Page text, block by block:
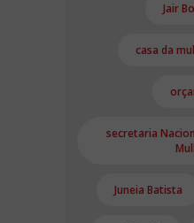
Jair
casa da
secretaria
Juneia Batista